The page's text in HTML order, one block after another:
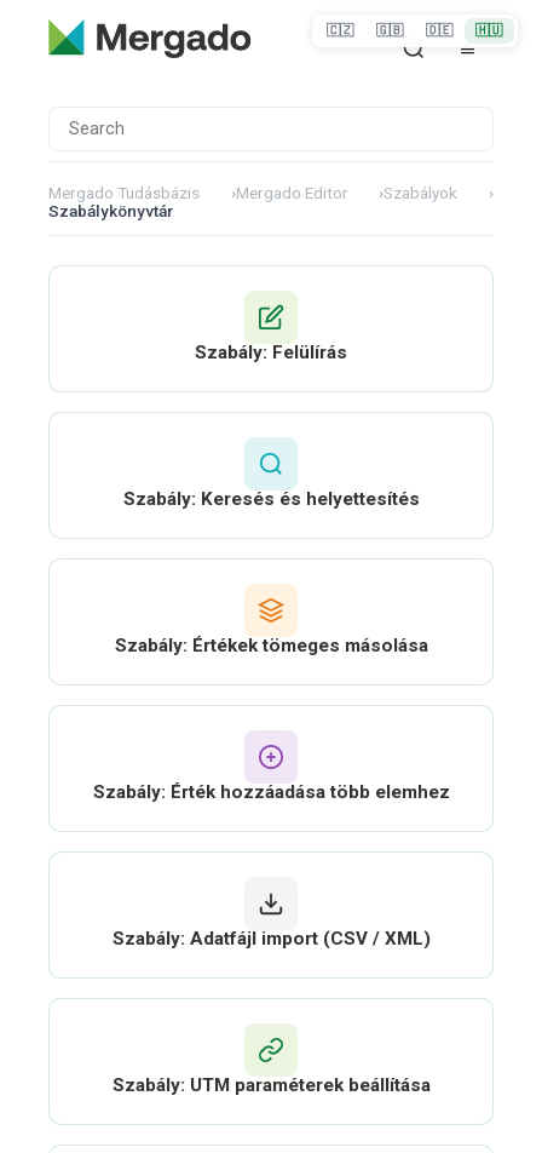
Mergado Tudásbázis ›Mergado Editor ›Szabályok
›
Szabálykönyvtár
Szabály: Felülírás
Szabály: Keresés és helyettesítés
Szabály: Értékek tömeges másolása
Szabály: Érték hozzáadása több elemhez
Szabály: Adatfájl import (CSV / XML)
Szabály: UTM paraméterek beállítása
🇨🇿 🇬🇧 🇩🇪 🇭🇺